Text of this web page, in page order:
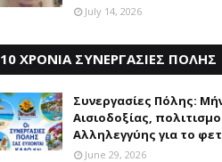
July 14, 2026
10 ΧΡΟΝΙΑ ΣΥΝΕΡΓΑΣΙΕΣ ΠΟΛΗΣ
Συνεργασίες Πόλης:
Aισιοδοξίας,
Aλληλεγγύης για το
June 29, 2026